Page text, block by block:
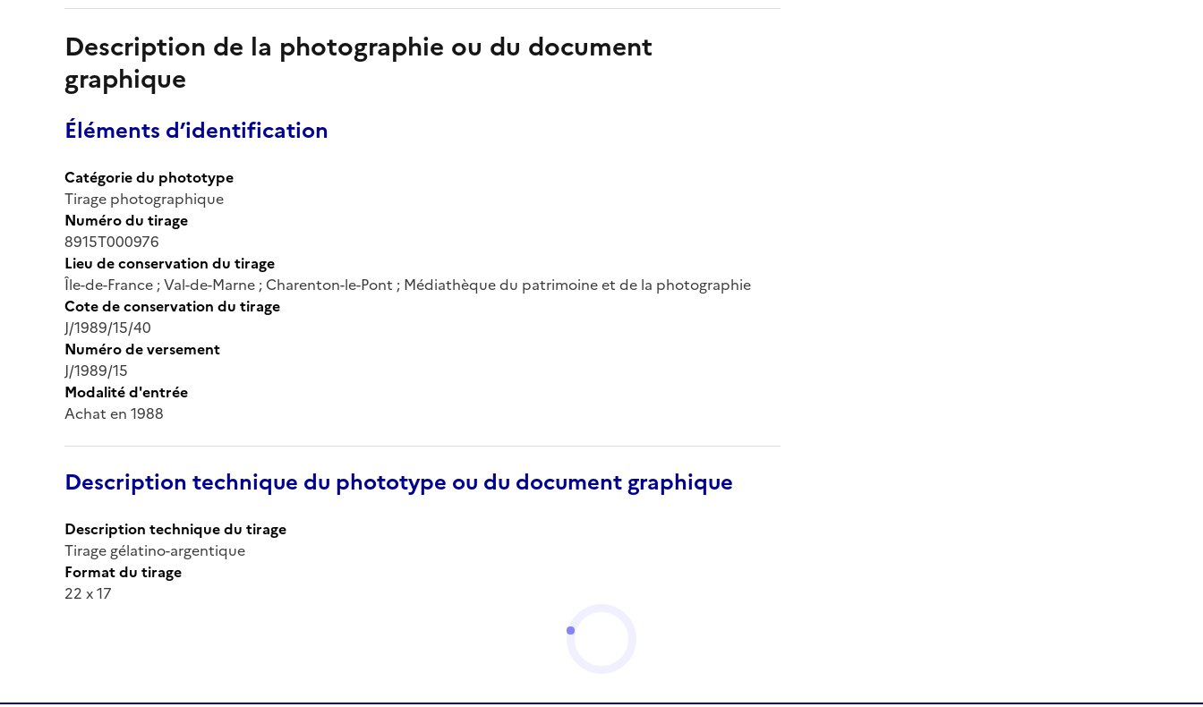
Description de la photographie ou du document
graphique
Éléments d’identification
Catégorie du phototype
Tirage photographique
Numéro du tirage
8915T000976
Lieu de conservation du tirage
Île-de-France ; Val-de-Marne ; Charenton-le-Pont ; Médiathèque du patrimoine et de la photographie
Cote de conservation du tirage
J/1989/15/40
Numéro de versement
J/1989/15
Modalité d'entrée
Achat en 1988
Description technique du phototype ou du document graphique
Description technique du tirage
Tirage gélatino-argentique
Format du tirage
22 x 17